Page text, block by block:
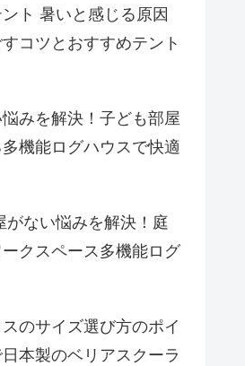
ト 暑いと感じる原因
コツとおすすめテント
みを解決！子ども部屋
機能ログハウスで快適
がない悩みを解決！庭
クスペース多機能ログ
のサイズ選び方のポイ
本製のベリアスクーラ